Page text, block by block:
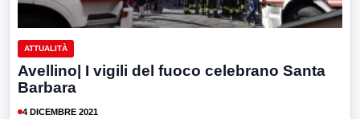
ATTUALITÀ
Avellino| I vigili del fuoco celebrano Santa
Barbara
4 DICEMBRE 2021